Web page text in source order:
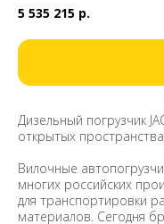
5 535 215 р.
Дизельный погрузчик
открытых
Вилочные
многих российских
для транспортировки
материалов. Сегодня